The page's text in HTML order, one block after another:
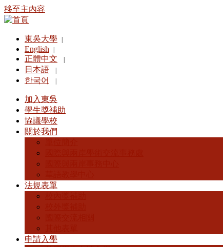
移至主內容
東吳大學
English
正體中文
日本語
한국어
加入東吳
學生獎補助
協議學校
關於我們
法規表單
申請入學